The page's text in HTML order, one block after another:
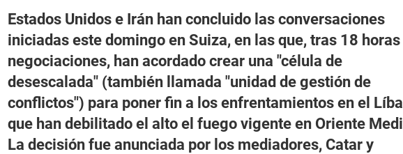
Estados Unidos e Irán han concluido las conversaciones
iniciadas este domingo en Suiza, en las que, tras 18 horas
negociaciones, han acordado crear una "célula de
desescalada" (también llamada "unidad de gestión de
conflictos") para poner fin a los enfrentamientos en el
que han debilitado el alto el fuego vigente en Oriente
La decisión fue anunciada por los mediadores, Catar y